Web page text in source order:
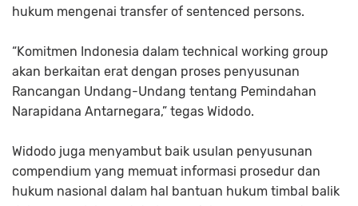
hukum mengenai transfer of sentenced persons.
“Komitmen Indonesia dalam technical working group
akan berkaitan erat dengan proses penyusunan
Rancangan Undang-Undang tentang Pemindahan
Narapidana Antarnegara,” tegas Widodo.
Widodo juga menyambut baik usulan penyusunan
compendium yang memuat informasi prosedur dan
hukum nasional dalam hal bantuan hukum timbal balik